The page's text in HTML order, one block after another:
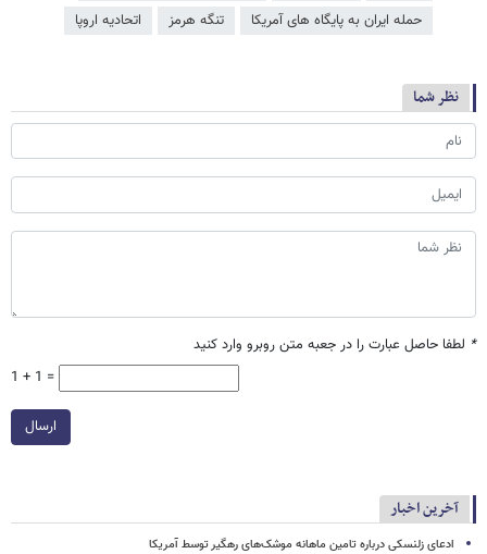
حمله ایران به پایگاه های آمریکا
تنگه هرمز اتحادیه اروپا
نظر شما
* لطفا حاصل عبارت را در جعبه متن روبرو وارد کنید
1 + 1 =
ارسال
آخرین اخبار
ادعای زلنسکی درباره تامین ماهانه موشک‌های رهگیر توسط آمریکا